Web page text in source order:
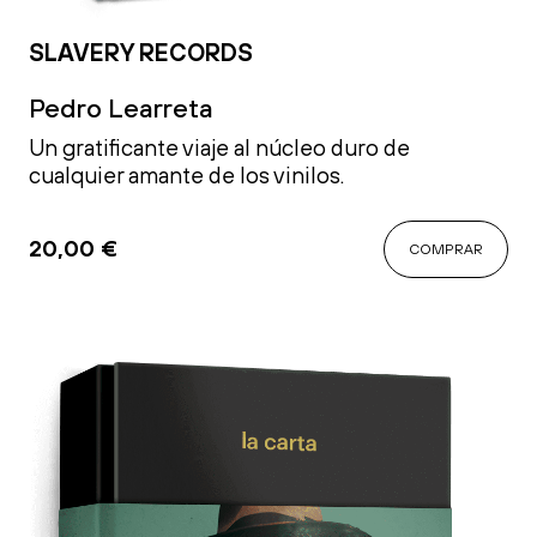
SLAVERY RECORDS
Pedro Learreta
Un gratificante viaje al núcleo duro de
cualquier amante de los vinilos.
20,00 € COMPRAR